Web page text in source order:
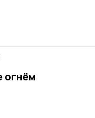
огнём